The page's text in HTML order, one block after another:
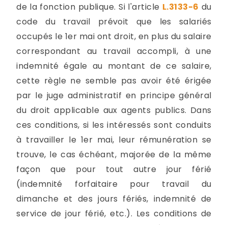
de la fonction publique. Si l'article L.3133-6 du
code du travail prévoit que les salariés
occupés le 1er mai ont droit, en plus du salaire
correspondant au travail accompli, à une
indemnité égale au montant de ce salaire,
cette règle ne semble pas avoir été érigée
par le juge administratif en principe général
du droit applicable aux agents publics. Dans
ces conditions, si les intéressés sont conduits
à travailler le 1er mai, leur rémunération se
trouve, le cas échéant, majorée de la même
façon que pour tout autre jour férié
(indemnité forfaitaire pour travail du
dimanche et des jours fériés, indemnité de
service de jour férié, etc.). Les conditions de